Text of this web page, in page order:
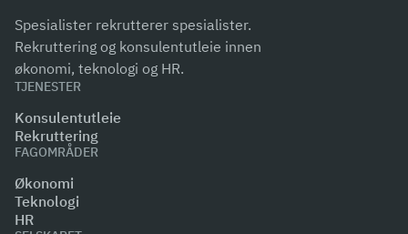
Spesialister rekrutterer spesialister.
Rekruttering og konsulentutleie innen
økonomi, teknologi og HR.
TJENESTER
Konsulentutleie
Rekruttering
FAGOMRÅDER
Økonomi
Teknologi
HR